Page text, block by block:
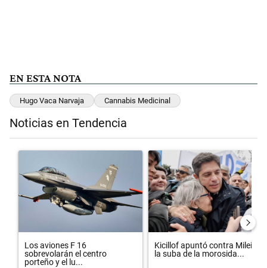
EN ESTA NOTA
Hugo Vaca Narvaja Cannabis Medicinal
Noticias en Tendencia
Un artículo de tendencia con el título "Los aviones F 16
Los aviones F 16
sobrevolarán el centro
porteño y el lu...
Un artículo de tendencia con el
Kicillof apuntó contra Milei por
la suba de la morosida...